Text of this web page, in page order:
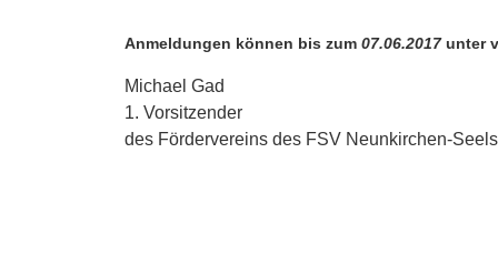
Anmeldungen können bis zum 07.06.2017unter
Michael Gad
1. Vorsitzender
des Fördervereins des FSV Neunkirchen-